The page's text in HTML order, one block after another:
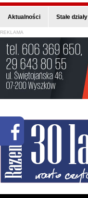
Aktualności Stałe działy
REKLAMA